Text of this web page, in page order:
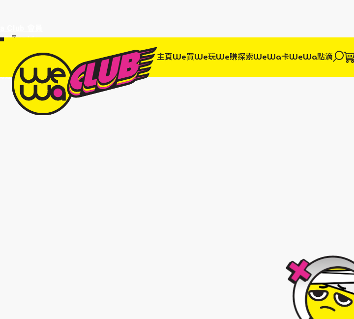
單95折!
輸入優惠
即
達95折!
主頁We買We玩We賺探索WeWa卡WeWa點滴